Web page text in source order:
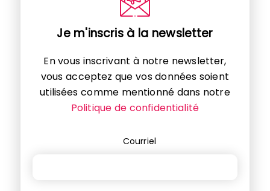
Je m'inscris à la newsletter
En vous inscrivant à notre newsletter,
vous acceptez que vos données soient
utilisées comme mentionné dans notre
Politique de confidentialité
Courriel